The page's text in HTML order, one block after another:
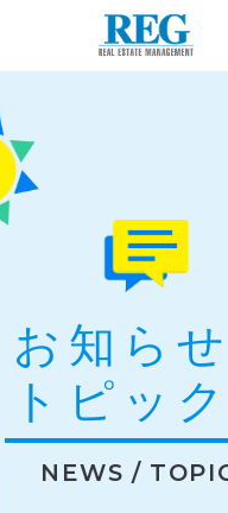
お知らせ
トピッ
NEWS /